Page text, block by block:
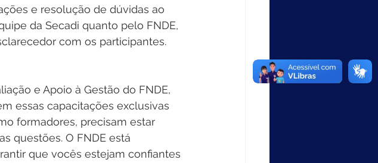
e resolução de dúvidas ao
da Secadi quanto pelo FNDE,
com os participantes.
e Apoio à Gestão do FNDE,
essas capacitações exclusivas
formadores, precisam estar
questões. O FNDE está
que vocês estejam confiantes